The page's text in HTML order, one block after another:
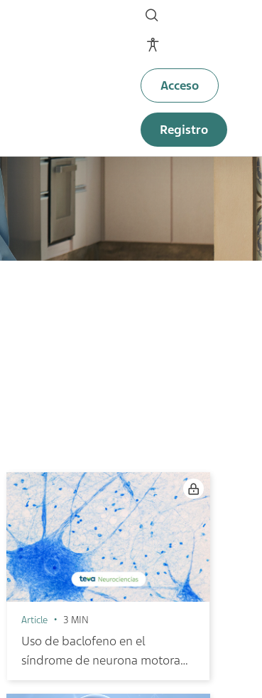
Site controls
Acceso
Registro
Article 3 MIN
Uso de baclofeno en el
síndrome de neurona motora